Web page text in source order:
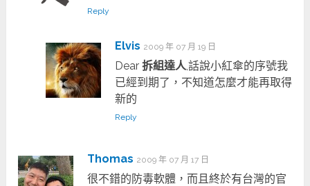
Reply
Elvis 2009 年 07 月 19 日
Dear 拆組達人 ,話說小紅傘的序號我
已經到期了，不知道怎麼才能再取得
新的
Reply
Thomas 2009 年 07 月 17 日
很不錯的防毒軟體，而且終於有台灣的官